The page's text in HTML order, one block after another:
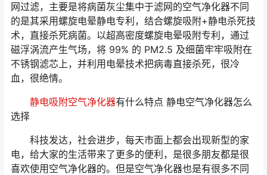
网过滤，主要是将病菌灰尘集中于滤网的空气净化器不同
的是其采用螺旋电晕静电专利，结合螺旋吸附+静电杀死技
术，直接杀死病菌。以超高密度螺旋电晕吸附专利，通过
磁浮涡流产生气场，将 99% 的 PM2.5 及细菌牢牢吸附在
不锈钢滤芯上，并利用电晕技术把病毒直接杀死，很冷
血，很绝情。
静电吸附空气净化器有什么特点 静电空气净化器怎么
选择
科技发达，社会进步，每天市面上都会出现新型的家
电，给大家的生活带来了更多的便利，是很多朋友都是很
喜欢使用空气净化器的。但是空气净化器也是有很多不同